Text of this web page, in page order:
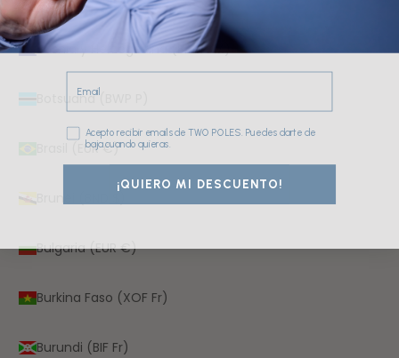
Bosnia y Herzegovina (BAM КМ)
Botsuana (BWP P)
Brasil (EUR €)
Bulgaria (EUR €)
Burkina Faso (XOF Fr)
Burundi (BIF Fr)
Email
Consentimiento
Acepto recibir emails de TWO POLES. Puedes darte de
baja cuando quieras.
¡QUIERO MI DESCUENTO!